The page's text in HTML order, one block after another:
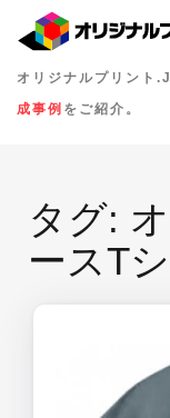
オリジナルプリント
成事例 をご紹介。
タグ:
ースT